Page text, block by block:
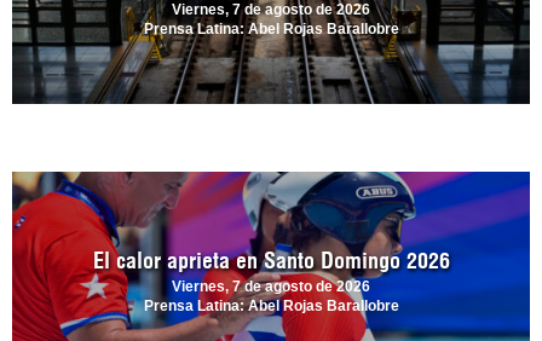
Viernes, 7 de agosto de 2026
Prensa Latina: Abel Rojas Barallobre
El calor aprieta en Santo Domingo 2026
Viernes, 7 de agosto de 2026
Prensa Latina: Abel Rojas Barallobre